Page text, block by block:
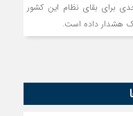
برای بقای نظام این کشور
هشدار داده است.